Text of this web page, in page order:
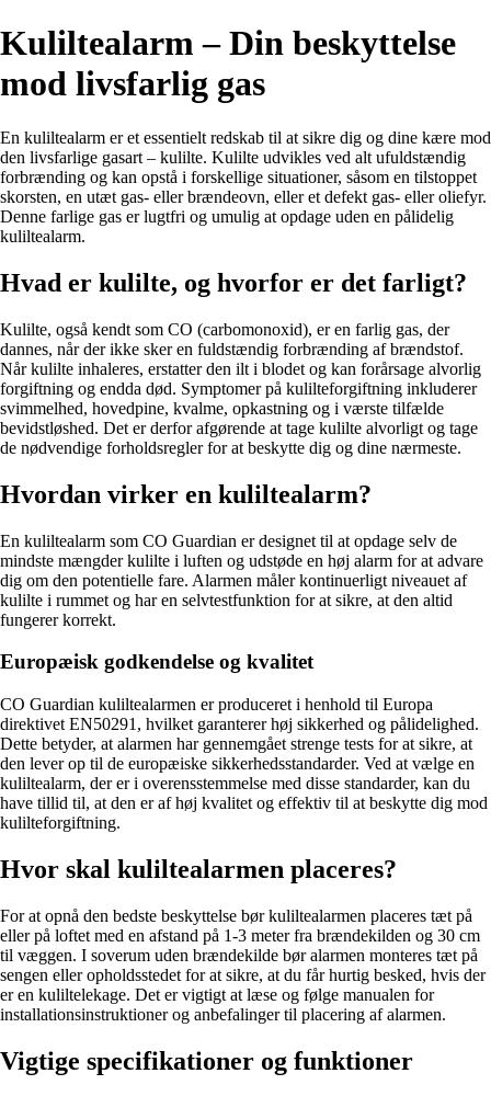
Kuliltealarm – Din beskyttelse
mod livsfarlig gas
En kuliltealarm er et essentielt redskab til at sikre dig og dine kære mod
den livsfarlige gasart – kulilte. Kulilte udvikles ved alt ufuldstændig
forbrænding og kan opstå i forskellige situationer, såsom en tilstoppet
skorsten, en utæt gas- eller brændeovn, eller et defekt gas- eller oliefyr.
Denne farlige gas er lugtfri og umulig at opdage uden en pålidelig
kuliltealarm.
Hvad er kulilte, og hvorfor er det farligt?
Kulilte, også kendt som CO (carbomonoxid), er en farlig gas, der
dannes, når der ikke sker en fuldstændig forbrænding af brændstof.
Når kulilte inhaleres, erstatter den ilt i blodet og kan forårsage alvorlig
forgiftning og endda død. Symptomer på kulilteforgiftning inkluderer
svimmelhed, hovedpine, kvalme, opkastning og i værste tilfælde
bevidstløshed. Det er derfor afgørende at tage kulilte alvorligt og tage
de nødvendige forholdsregler for at beskytte dig og dine nærmeste.
Hvordan virker en kuliltealarm?
En kuliltealarm som CO Guardian er designet til at opdage selv de
mindste mængder kulilte i luften og udstøde en høj alarm for at advare
dig om den potentielle fare. Alarmen måler kontinuerligt niveauet af
kulilte i rummet og har en selvtestfunktion for at sikre, at den altid
fungerer korrekt.
Europæisk godkendelse og kvalitet
CO Guardian kuliltealarmen er produceret i henhold til Europa
direktivet EN50291, hvilket garanterer høj sikkerhed og pålidelighed.
Dette betyder, at alarmen har gennemgået strenge tests for at sikre, at
den lever op til de europæiske sikkerhedsstandarder. Ved at vælge en
kuliltealarm, der er i overensstemmelse med disse standarder, kan du
have tillid til, at den er af høj kvalitet og effektiv til at beskytte dig mod
kulilteforgiftning.
Hvor skal kuliltealarmen placeres?
For at opnå den bedste beskyttelse bør kuliltealarmen placeres tæt på
eller på loftet med en afstand på 1-3 meter fra brændekilden og 30 cm
til væggen. I soverum uden brændekilde bør alarmen monteres tæt på
sengen eller opholdsstedet for at sikre, at du får hurtig besked, hvis der
er en kuliltelekage. Det er vigtigt at læse og følge manualen for
installationsinstruktioner og anbefalinger til placering af alarmen.
Vigtige specifikationer og funktioner